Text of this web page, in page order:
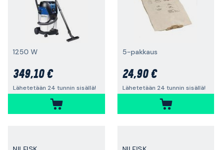
1250 W
349,10 €
Lähetetään 24 tunnin sisällä!
5-pakkaus
24,90 €
Lähetetään 24 tunnin sisällä!